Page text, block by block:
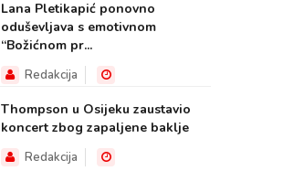
Lana Pletikapić ponovno
oduševljava s emotivnom
“Božićnom pr...
Redakcija
Thompson u Osijeku zaustavio
koncert zbog zapaljene baklje
Redakcija